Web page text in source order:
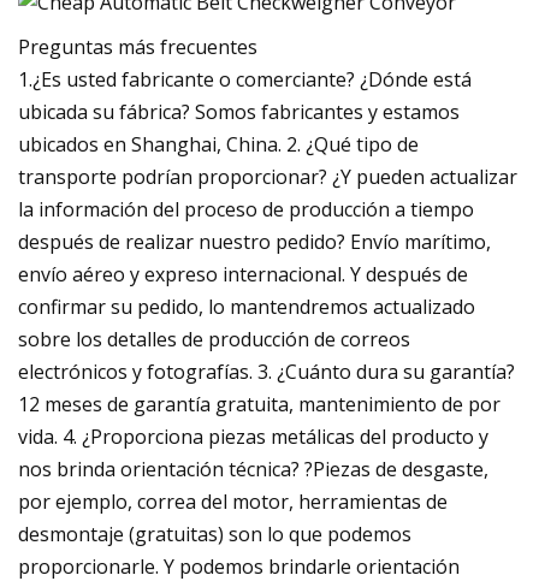
Preguntas más frecuentes
1.¿Es usted fabricante o comerciante? ¿Dónde está
ubicada su fábrica? Somos fabricantes y estamos
ubicados en Shanghai, China. 2. ¿Qué tipo de
transporte podrían proporcionar? ¿Y pueden actualizar
la información del proceso de producción a tiempo
después de realizar nuestro pedido? Envío marítimo,
envío aéreo y expreso internacional. Y después de
confirmar su pedido, lo mantendremos actualizado
sobre los detalles de producción de correos
electrónicos y fotografías. 3. ¿Cuánto dura su garantía?
12 meses de garantía gratuita, mantenimiento de por
vida. 4. ¿Proporciona piezas metálicas del producto y
nos brinda orientación técnica? ?Piezas de desgaste,
por ejemplo, correa del motor, herramientas de
desmontaje (gratuitas) son lo que podemos
proporcionarle. Y podemos brindarle orientación